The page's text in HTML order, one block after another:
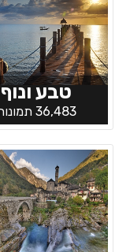
טבע ונוף
36,483 תמונות